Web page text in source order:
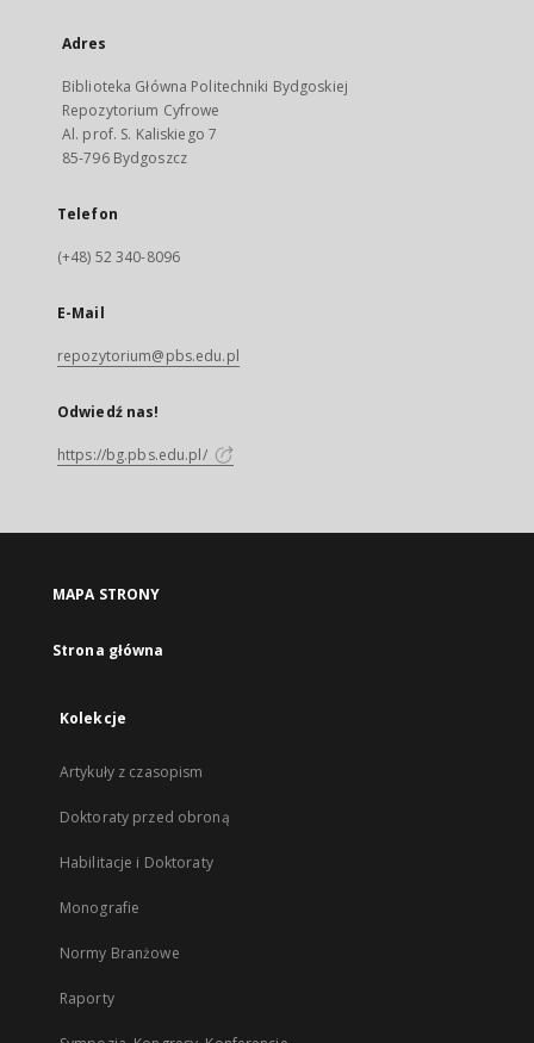
Adres
Biblioteka Główna Politechniki Bydgoskiej
Repozytorium Cyfrowe
Al. prof. S. Kaliskiego 7
85-796 Bydgoszcz
Telefon
(+48) 52 340-8096
E-Mail
repozytorium@pbs.edu.pl
Odwiedź nas!
https://bg.pbs.edu.pl/
MAPA STRONY
Strona główna
Kolekcje
Artykuły z czasopism
Doktoraty przed obroną
Habilitacje i Doktoraty
Monografie
Normy Branżowe
Raporty